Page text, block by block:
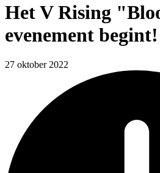
Het V Rising
evenement begint!
27 oktober 2022